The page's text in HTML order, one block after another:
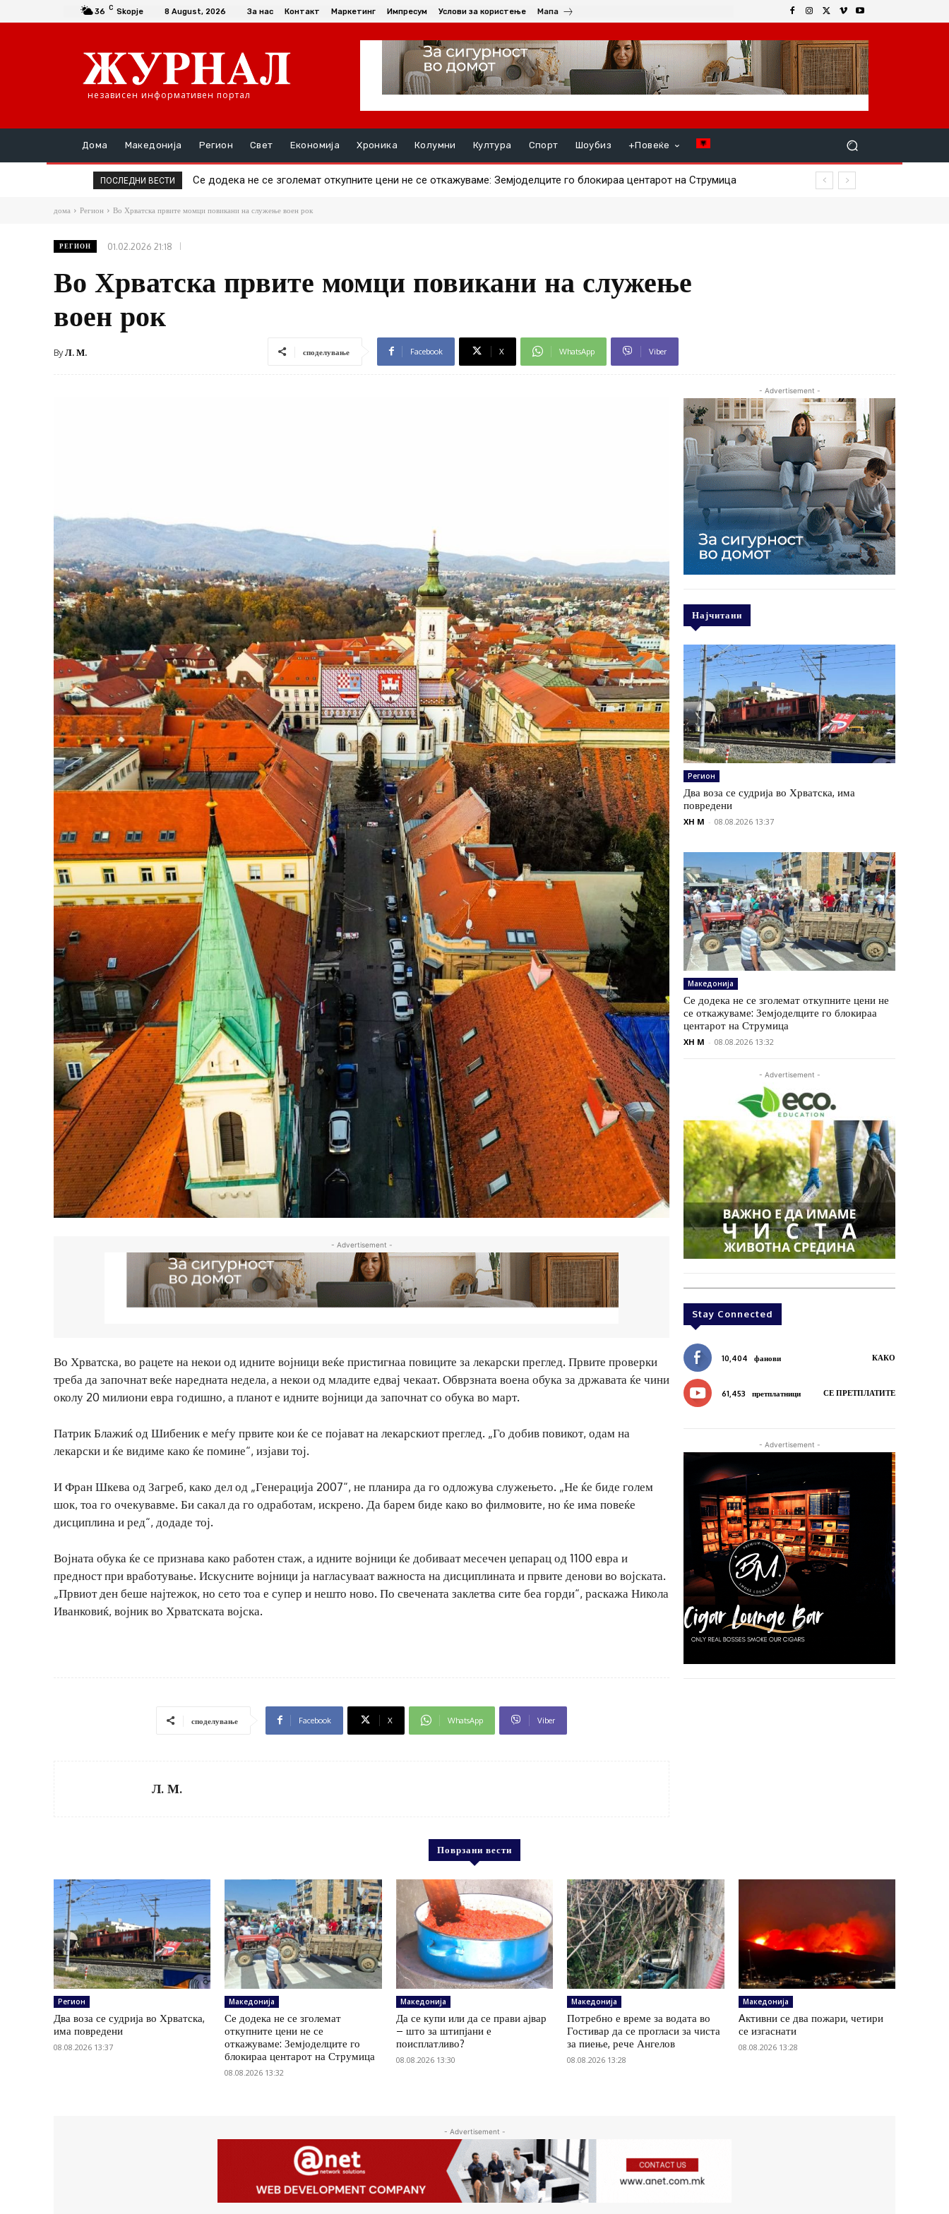
36 C Skopje 8 August, 2026 За нас Контакт Маркетинг Импресум Услови за користење Мапа
независен информативен портал
Дома Македонија Регион Свет Економија Хроника Колумни Култура Спорт Шоубиз +Повеќе
ПОСЛЕДНИ ВЕСТИ Се додека не се зголемат откупните цени не се откажуваме: Земјоделците го блокираа центарот на Струмица
Да се купи или да се прави ајвар – што за штипјани е поисплатливо?
дома Регион Во Хрватска првите момци повикани на служење воен рок
РЕГИОН 01.02.2026 21:18
Во Хрватска првите момци повикани на служење
воен рок
ByЛ. М. споделување Facebook X WhatsApp Viber
- Advertisement -
Во Хрватска, во рацете на некои од идните војници веќе пристигнаа повиците за лекарски преглед. Првите проверки
треба да започнат веќе наредната недела, а некои од младите едвај чекаат. Обврзната воена обука за државата ќе чини
околу 20 милиони евра годишно, а планот е идните војници да започнат со обука во март.
Патрик Блажиќ од Шибеник е меѓу првите кои ќе се појават на лекарскиот преглед. „Го добив повикот, одам на
лекарски и ќе видиме како ќе помине“, изјави тој.
И Фран Шкева од Загреб, како дел од „Генерација 2007“, не планира да го одложува служењето. „Не ќе биде голем
шок, тоа го очекувавме. Би сакал да го одработам, искрено. Да барем биде како во филмовите, но ќе има повеќе
дисциплина и ред“, додаде тој.
Војната обука ќе се признава како работен стаж, а идните војници ќе добиваат месечен џепарац од 1100 евра и
предност при вработување. Искусните војници ја нагласуваат важноста на дисциплината и првите денови во војската.
„Првиот ден беше најтежок, но сето тоа е супер и нешто ново. По свечената заклетва сите беа горди“, раскажа Никола
Иванковиќ, војник во Хрватската војска.
споделување Facebook X WhatsApp Viber
Л. М.
- Advertisement -
Најчитани
Регион
Два воза се судрија во Хрватска, има
повредени
XH M - 08.08.2026 13:37
Македонија
Се додека не се зголемат откупните цени не
се откажуваме: Земјоделците го блокираа
центарот на Струмица
XH M - 08.08.2026 13:32
- Advertisement -
Stay Connected
10,404 фанови КАКО
61,453 претплатници СЕ ПРЕТПЛАТИТЕ
- Advertisement -
Поврзани вести
Регион
Два воза се судрија во Хрватска,
има повредени
08.08.2026 13:37
Македонија
Се додека не се зголемат
откупните цени не се
откажуваме: Земјоделците го
блокираа центарот на Струмица
08.08.2026 13:32
Македонија
Да се купи или да се прави ајвар
– што за штипјани е
поисплатливо?
08.08.2026 13:30
Македонија
Потребно е време за водата во
Гостивар да се прогласи за чиста
за пиење, рече Ангелов
08.08.2026 13:28
Македонија
Aктивни се два пожари, четири
се изгаснати
08.08.2026 13:28
- Advertisement -